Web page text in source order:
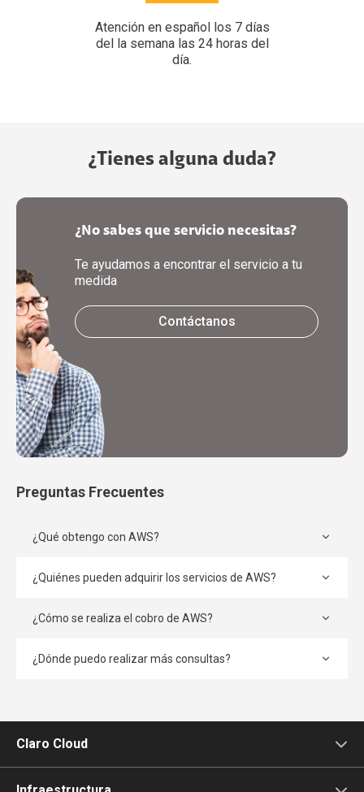
Atención en español los 7 días
del la semana las 24 horas del
día.
¿Tienes alguna duda?
¿No sabes que servicio necesitas?
Te ayudamos a encontrar el servicio a tu
medida
Contáctanos
Preguntas Frecuentes
¿Qué obtengo con AWS?
¿Quiénes pueden adquirir los servicios de AWS?
¿Cómo se realiza el cobro de AWS?
¿Dónde puedo realizar más consultas?
Claro Cloud
¿Qué es Claro Cloud?